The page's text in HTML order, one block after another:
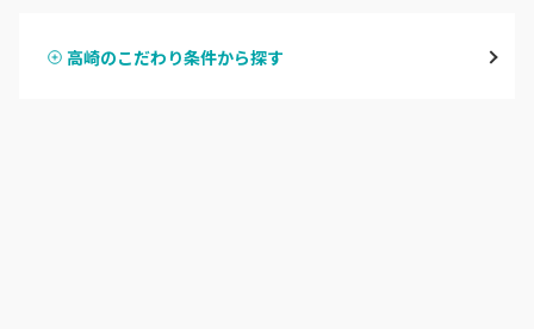
ハンドスカルプ
高崎のこだわり条件から探す